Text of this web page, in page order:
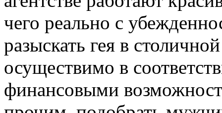
чего реально с
разыскать гея в
осуществимо в
финансовыми